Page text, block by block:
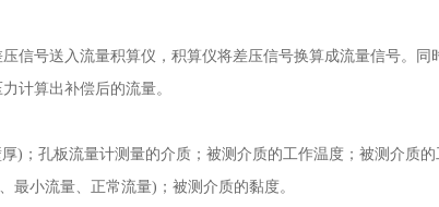
号送入流量积算仪，积算仪将差压信号换算成流量信号。同
计算出补偿后的流量。
孔板流量计测量的介质；被测介质的工作温度；被测介质的
最小流量、正常流量)；被测介质的黏度。